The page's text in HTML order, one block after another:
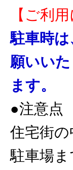
【ご利
駐車時
願いい
ます。
●注意点
住宅街
駐車場